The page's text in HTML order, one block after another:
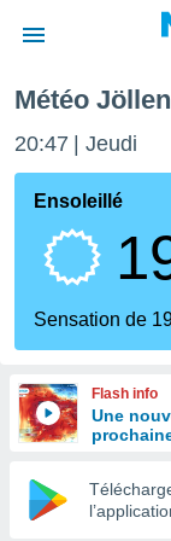
de
en
Météo
20:47 Jeudi
Ensoleillé
Sensation de
Flash info
Une